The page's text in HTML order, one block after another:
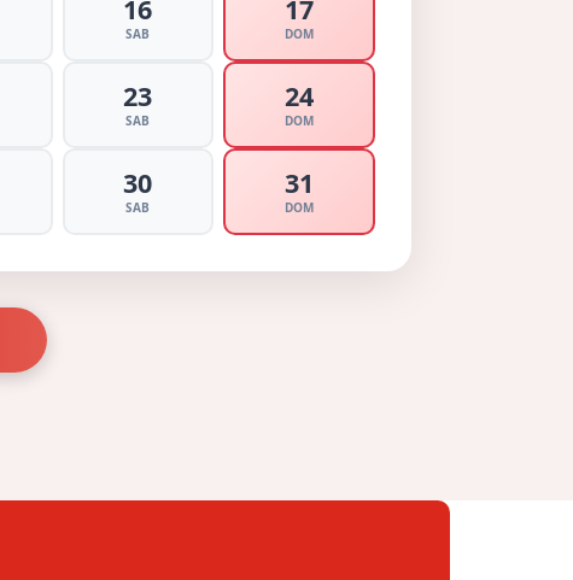
16
SAB
17
DOM
23
SAB
24
DOM
30
SAB
31
DOM